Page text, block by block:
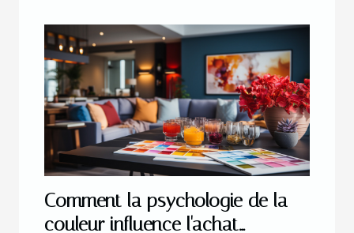
Comment la psychologie de la
couleur influence l'achat